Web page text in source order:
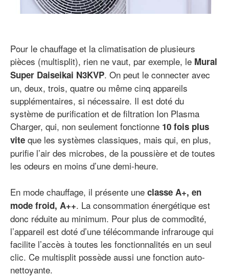
Pour le chauffage et la climatisation de plusieurs
pièces (multisplit), rien ne vaut, par exemple, le Mural
Super Daiseikai N3KVP. On peut le connecter avec
un, deux, trois, quatre ou même cinq appareils
supplémentaires, si nécessaire. Il est doté du
système de purification et de filtration Ion Plasma
Charger, qui, non seulement fonctionne 10 fois plus
vite que les systèmes classiques, mais qui, en plus,
purifie l’air des microbes, de la poussière et de toutes
les odeurs en moins d’une demi-heure.
En mode chauffage, il présente une classe A+, en
mode froid, A++. La consommation énergétique est
donc réduite au minimum. Pour plus de commodité,
l’appareil est doté d’une télécommande infrarouge qui
facilite l’accès à toutes les fonctionnalités en un seul
clic. Ce multisplit possède aussi une fonction auto-
nettoyante.